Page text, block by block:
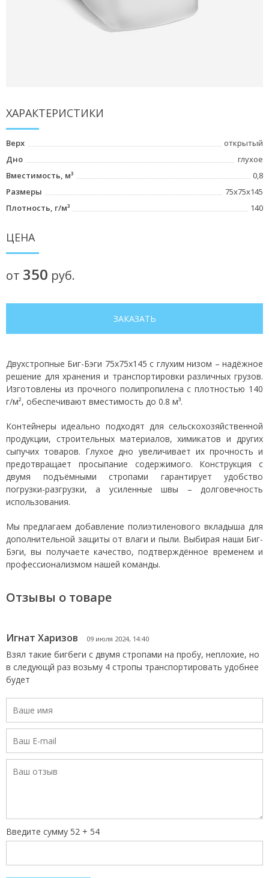
ХАРАКТЕРИСТИКИ
Верх
открытый
Дно
глухое
Вместимость, м³
0,8
Размеры
75x75x145
Плотность, г/м³
140
ЦЕНА
от 350 руб.
ЗАКАЗАТЬ
Двухстропные Биг-Бэги 75x75x145 с глухим низом – надёжное
решение для хранения и транспортировки различных грузов.
Изготовлены из прочного полипропилена с плотностью 140
г/м², обеспечивают вместимость до 0.8 м³.
Контейнеры идеально подходят для сельскохозяйственной
продукции, строительных материалов, химикатов и других
сыпучих товаров. Глухое дно увеличивает их прочность и
предотвращает просыпание содержимого. Конструкция с
двумя подъёмными стропами гарантирует удобство
погрузки-разгрузки, а усиленные швы – долговечность
использования.
Мы предлагаем добавление полиэтиленового вкладыша для
дополнительной защиты от влаги и пыли. Выбирая наши Биг-
Бэги, вы получаете качество, подтверждённое временем и
профессионализмом нашей команды.
Отзывы о товаре
Игнат Харизов 09 июля 2024, 14:40
Взял такие бигбеги с двумя стропами на пробу, неплохие, но
в следующй раз возьму 4 стропы транспортировать удобнее
будет
Введите сумму 52 + 54